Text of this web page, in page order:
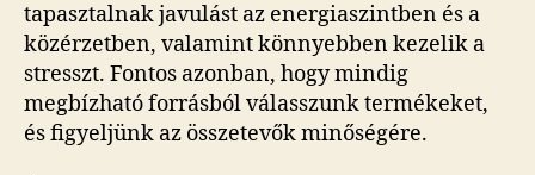
tapasztalnak javulást az energiaszintben és a
közérzetben, valamint könnyebben kezelik a
stresszt. Fontos azonban, hogy mindig
megbízható forrásból válasszunk termékeket,
és figyeljünk az összetevők minőségére.